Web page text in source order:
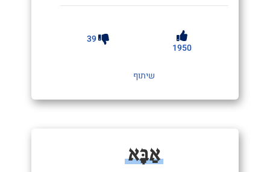
1950
39
שיתוף
אַבָּא